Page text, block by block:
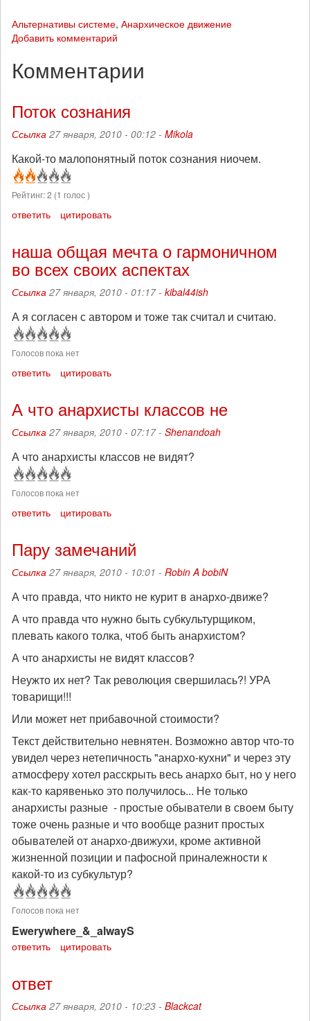
Альтернативы системе, Анархическое движение
Добавить комментарий
Комментарии
Поток сознания
Ссылка 27 января, 2010 - 00:12 - Mikola
Какой-то малопонятный поток сознания ниочем.
Рейтинг:2 (1 голос )
ответить цитировать
наша общая мечта о гармоничном
во всех своих аспектах
Ссылка 27 января, 2010 - 01:17 - kibal44ish
А я согласен с автором и тоже так считал и считаю.
Голосов пока нет
ответить цитировать
А что анархисты классов не
Ссылка 27 января, 2010 - 07:17 - Shenandoah
А что анархисты классов не видят?
Голосов пока нет
ответить цитировать
Пару замечаний
Ссылка 27 января, 2010 - 10:01 - Robin A bobiN
А что правда, что никто не курит в анархо-движе?
А что правда что нужно быть субкультурщиком,
плевать какого толка, чтоб быть анархистом?
А что анархисты не видят классов?
Неужто их нет? Так революция свершилась?! УРА
товарищи!!!
Или может нет прибавочной стоимости?
Текст действительно невнятен. Возможно автор что-то
увидел через нетепичность "анархо-кухни" и через эту
атмосферу хотел расскрыть весь анархо быт, но у него
как-то карявенько это получилось... Не только
анархисты разные - простые обыватели в своем быту
тоже очень разные и что вообще разнит простых
обывателей от анархо-движухи, кроме активной
жизненной позиции и пафосной приналежности к
какой-то из субкультур?
Голосов пока нет
Ewerywhere_&_alwayS
ответить цитировать
ответ
Ссылка 27 января, 2010 - 10:23 - Blackcat